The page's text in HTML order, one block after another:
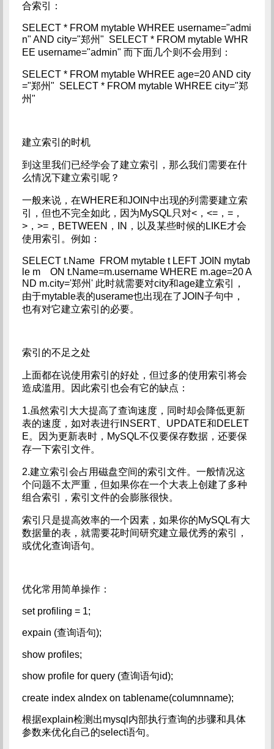
合索引：
SELECT * FROM mytable WHREE username="admi
n" AND city="郑州" SELECT * FROM mytable WHR
EE username="admin" 而下面几个则不会用到：
SELECT * FROM mytable WHREE age=20 AND city
="郑州" SELECT * FROM mytable WHREE city="郑
州"
建立索引的时机
到这里我们已经学会了建立索引，那么我们需要在什
么情况下建立索引呢？
一般来说，在WHERE和JOIN中出现的列需要建立索
引，但也不完全如此，因为MySQL只对<，<=，=，
>，>=，BETWEEN，IN，以及某些时候的LIKE才会
使用索引。例如：
SELECT t.Name FROM mytable t LEFT JOIN mytab
le m ON t.Name=m.username WHERE m.age=20 A
ND m.city='郑州' 此时就需要对city和age建立索引，
由于mytable表的userame也出现在了JOIN子句中，
也有对它建立索引的必要。
索引的不足之处
上面都在说使用索引的好处，但过多的使用索引将会
造成滥用。因此索引也会有它的缺点：
1.虽然索引大大提高了查询速度，同时却会降低更新
表的速度，如对表进行INSERT、UPDATE和DELET
E。因为更新表时，MySQL不仅要保存数据，还要保
存一下索引文件。
2.建立索引会占用磁盘空间的索引文件。一般情况这
个问题不太严重，但如果你在一个大表上创建了多种
组合索引，索引文件的会膨胀很快。
索引只是提高效率的一个因素，如果你的MySQL有大
数据量的表，就需要花时间研究建立最优秀的索引，
或优化查询语句。
优化常用简单操作：
set profiling = 1;
expain (查询语句);
show profiles;
show profile for query (查询语句id);
create index aIndex on tablename(columnname);
根据explain检测出mysql内部执行查询的步骤和具体
参数来优化自己的select语句。